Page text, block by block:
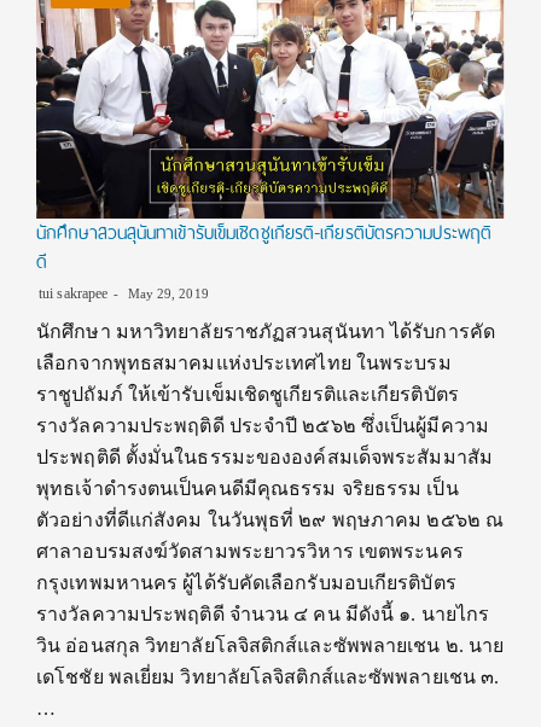
นักศึกษาสวนสุนันทาเข้ารับเข็มเชิดชูเกียรติ-เกียรติบัตรความประพฤติ
ดี
tui sakrapee May 29, 2019
นักศึกษา มหาวิทยาลัยราชภัฏสวนสุนันทา ได้รับการคัด
เลือกจากพุทธสมาคมแห่งประเทศไทย ในพระบรม
ราชูปถัมภ์ ให้เข้ารับเข็มเชิดชูเกียรติและเกียรติบัตร
รางวัลความประพฤติดี ประจำปี ๒๕๖๒ ซึ่งเป็นผู้มีความ
ประพฤติดี ตั้งมั่นในธรรมะขององค์สมเด็จพระสัมมาสัม
พุทธเจ้าดำรงตนเป็นคนดีมีคุณธรรม จริยธรรม เป็น
ตัวอย่างที่ดีแก่สังคม ในวันพุธที่ ๒๙ พฤษภาคม ๒๕๖๒ ณ
ศาลาอบรมสงฆ์วัดสามพระยาวรวิหาร เขตพระนคร
กรุงเทพมหานคร ผู้ได้รับคัดเลือกรับมอบเกียรติบัตร
รางวัลความประพฤติดี จำนวน ๔ คน มีดังนี้ ๑. นายไกร
วิน อ่อนสกุล วิทยาลัยโลจิสติกส์และซัพพลายเชน ๒. นาย
เดโชชัย พลเยี่ยม วิทยาลัยโลจิสติกส์และซัพพลายเชน ๓.
…